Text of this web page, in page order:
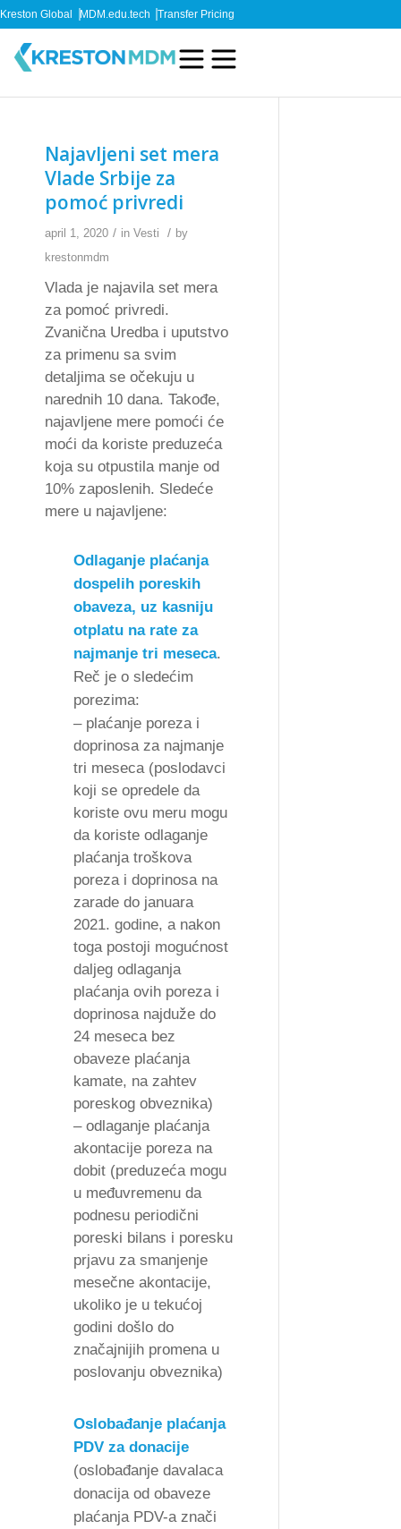
Kreston Global MDM.edu.tech Transfer Pricing
Najavljeni set mera
Vlade Srbije za
pomoć privredi
april 1, 2020 / in Vesti / by
krestonmdm
Vlada je najavila set mera
za pomoć privredi.
Zvanična Uredba i uputstvo
za primenu sa svim
detaljima se očekuju u
narednih 10 dana. Takođe,
najavljene mere pomoći će
moći da koriste preduzeća
koja su otpustila manje od
10% zaposlenih. Sledeće
mere u najavljene:
Odlaganje plaćanja
dospelih poreskih
obaveza, uz kasniju
otplatu na rate za
najmanje tri meseca.
Reč je o sledećim
porezima:
– plaćanje poreza i
doprinosa za najmanje
tri meseca (poslodavci
koji se opredele da
koriste ovu meru mogu
da koriste odlaganje
plaćanja troškova
poreza i doprinosa na
zarade do januara
2021. godine, a nakon
toga postoji mogućnost
daljeg odlaganja
plaćanja ovih poreza i
doprinosa najduže do
24 meseca bez
obaveze plaćanja
kamate, na zahtev
poreskog obveznika)
– odlaganje plaćanja
akontacije poreza na
dobit (preduzeća mogu
u međuvremenu da
podnesu periodični
poreski bilans i poresku
prjavu za smanjenje
mesečne akontacije,
ukoliko je u tekućoj
godini došlo do
značajnijih promena u
poslovanju obveznika)
Oslobađanje plaćanja
PDV za donacije
(oslobađanje davalaca
donacija od obaveze
plaćanja PDV-a znači